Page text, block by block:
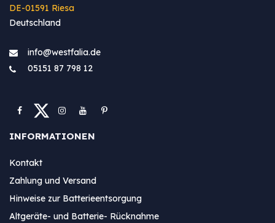
DE-01591 Riesa
Deutschland
info@westfa​lia.de
05151 87 798 12
INFORMATIONEN
Kontakt
Zahlung und Versand
Hinweise zur Batterieentsorgung
Altgeräte- und Batterie- Rücknahme